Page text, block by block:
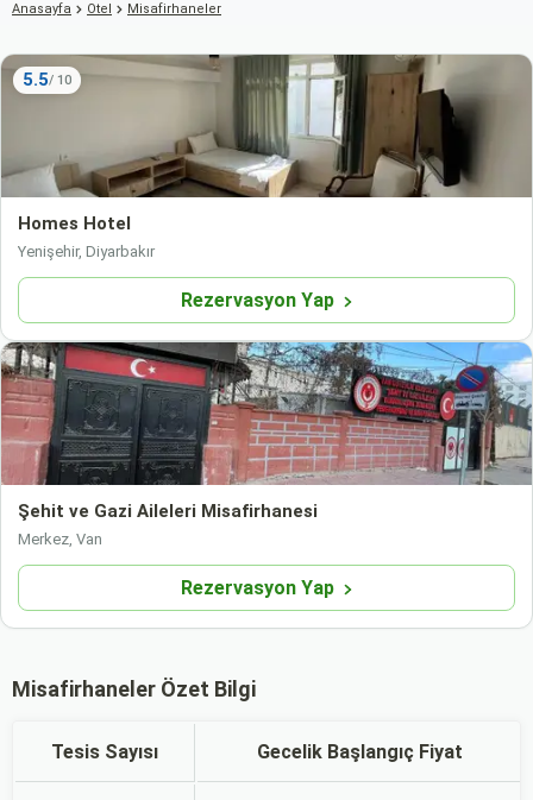
Anasayfa Otel Misafirhaneler
5.5
Homes Hotel
Yenişehir, Diyarbakır
Rezervasyon Yap
Şehit ve Gazi Aileleri Misafirhanesi
Merkez, Van
Rezervasyon Yap
Misafirhaneler Özet Bilgi
Tesis Sayısı Gecelik Başlangıç Fiyat